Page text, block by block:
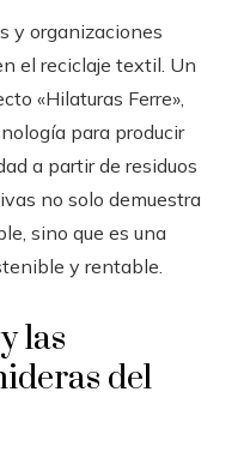
y organizaciones
el reciclaje textil. Un
«Hilaturas Ferre»,
para producir
a partir de residuos
no solo demuestra
sino que es una
y rentable.
las
del